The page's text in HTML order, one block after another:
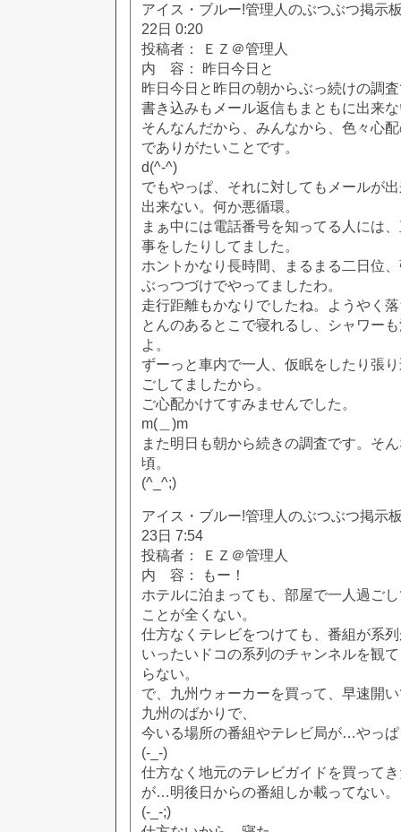
アイス・ブルー!管理人のぶつぶつ掲示
22日 0:20
投稿者： ＥＺ＠管理人
内 容： 昨日今日と
昨日今日と昨日の朝からぶっ続けの調
書き込みもメール返信もまともに出来
そんなんだから、みんなから、色々心
でありがたいことです。
d(^-^)
でもやっぱ、それに対してもメールが
出来ない。何か悪循環。
まぁ中には電話番号を知ってる人には
事をしたりしてました。
ホントかなり長時間、まるまる二日位
ぶっつづけでやってましたわ。
走行距離もかなりでしたね。ようやく
とんのあるとこで寝れるし、シャワー
よ。
ずーっと車内で一人、仮眠をしたり張
ごしてましたから。
ご心配かけてすみませんでした。
m(＿)m
また明日も朝から続きの調査です。そ
頃。
(^_^;)
アイス・ブルー!管理人のぶつぶつ掲示
23日 7:54
投稿者： ＥＺ＠管理人
内 容： もー！
ホテルに泊まっても、部屋で一人過ご
ことが全くない。
仕方なくテレビをつけても、番組が系
いったいドコの系列のチャンネルを観
らない。
で、九州ウォーカーを買って、早速開
九州のばかりで、
今いる場所の番組やテレビ局が…やっ
(-_-)
仕方なく地元のテレビガイドを買って
が…明後日からの番組しか載ってない。
(-_-;)